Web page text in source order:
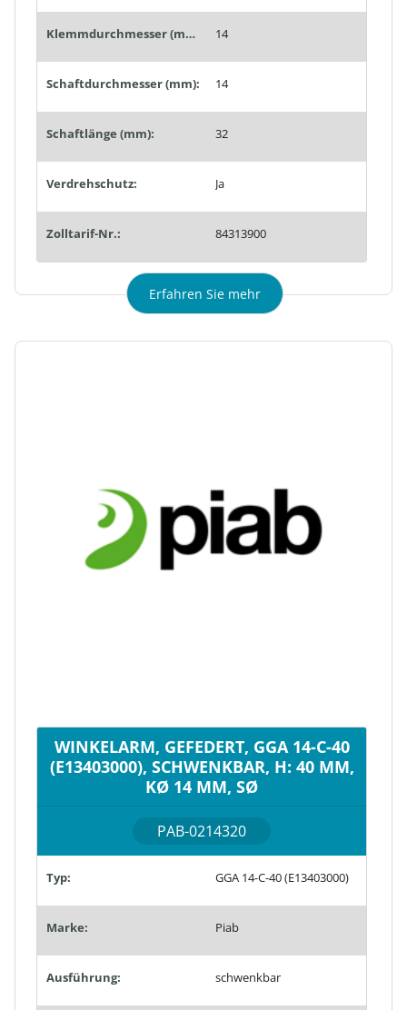
Klemmdurchmesser (mm): 14
Schaftdurchmesser (mm): 14
Schaftlänge (mm): 32
Verdrehschutz: Ja
Zolltarif-Nr.: 84313900
Erfahren Sie mehr
WINKELARM, GEFEDERT, GGA 14-C-40
(E13403000), SCHWENKBAR, H: 40 MM,
KØ 14 MM, SØ
PAB-0214320
Typ: GGA 14-C-40 (E13403000)
Marke: Piab
Ausführung: schwenkbar